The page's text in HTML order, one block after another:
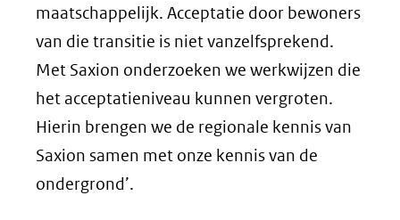
maatschappelijk. Acceptatie door bewoners
van die transitie is niet vanzelfsprekend.
Met Saxion onderzoeken we werkwijzen die
het acceptatieniveau kunnen vergroten.
Hierin brengen we de regionale kennis van
Saxion samen met onze kennis van de
ondergrond’.